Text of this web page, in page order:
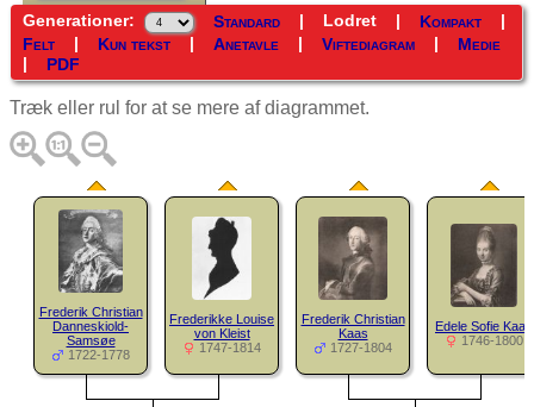
Generationer: Standard| Lodret| Kompakt|
Felt| Kun tekst| Anetavle | Viftediagram| Medie
| PDF
Træk eller rul for at se mere af diagrammet.
Frederik Christian
Danneskiold-
Samsøe
1722-1778
Frederikke Louise
von Kleist
1747-1814
Frederik Christian
Kaas
1727-1804
Edele Sofie Kaas
1746-1800